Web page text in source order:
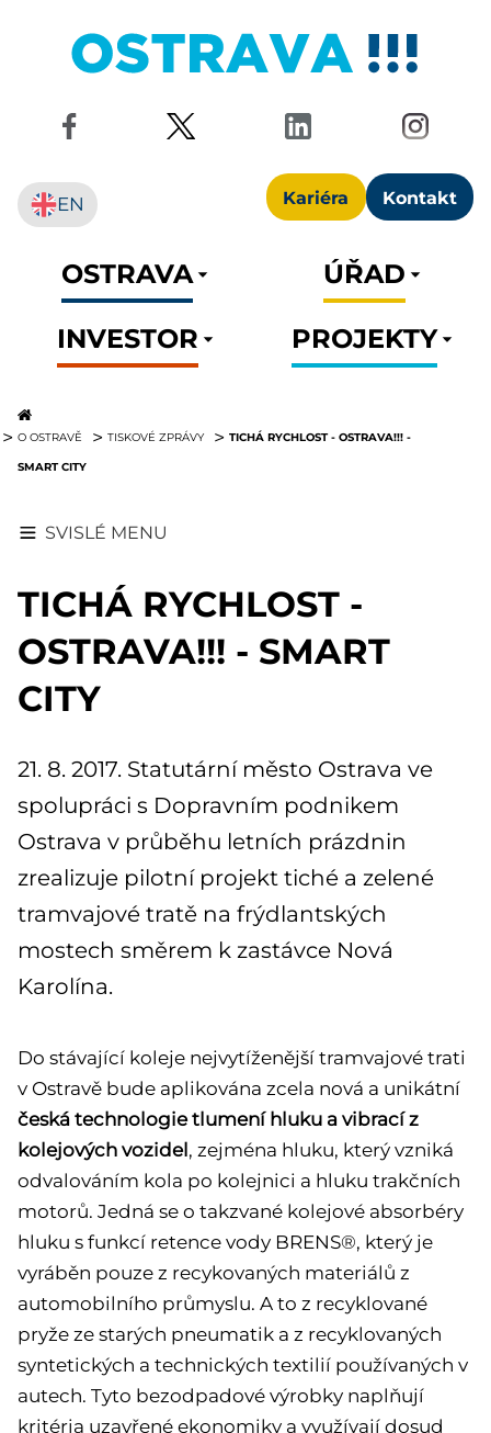
Kariéra Kontakt
EN
OSTRAVA
ÚŘAD
INVESTOR
PROJEKTY
O OSTRAVĚ TISKOVÉ ZPRÁVY
TICHÁ RYCHLOST - OSTRAVA!!! -
SMART CITY
SVISLÉ MENU
TICHÁ RYCHLOST -
OSTRAVA!!! - SMART
CITY
21. 8. 2017. Statutární město Ostrava ve
spolupráci s Dopravním podnikem
Ostrava v průběhu letních prázdnin
zrealizuje pilotní projekt tiché a zelené
tramvajové tratě na frýdlantských
mostech směrem k zastávce Nová
Karolína.
Do stávající koleje nejvytíženější tramvajové trati
v Ostravě bude aplikována zcela nová a unikátní
česká technologie tlumení hluku a vibrací z
kolejových vozidel , zejména hluku, který vzniká
odvalováním kola po kolejnici a hluku trakčních
motorů. Jedná se o takzvané kolejové absorbéry
hluku s funkcí retence vody BRENS®, který je
vyráběn pouze z recykovaných materiálů z
automobilního průmyslu. A to z recyklované
pryže ze starých pneumatik a z recyklovaných
syntetických a technických textilií používaných v
autech. Tyto bezodpadové výrobky naplňují
kritéria uzavřené ekonomiky a využívají dosud